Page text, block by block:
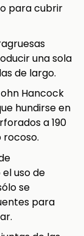
para cubrir
una sola
de largo.
Hancock
hundirse en
a 190
uso de
se
para